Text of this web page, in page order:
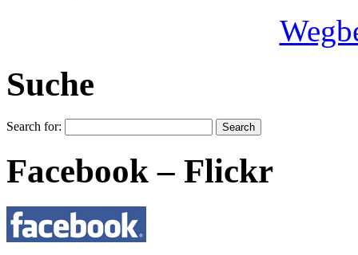
Suche
Search for:
Facebook – Flickr